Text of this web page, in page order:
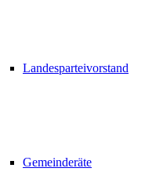
Landesparteivorstand
Gemeinderäte